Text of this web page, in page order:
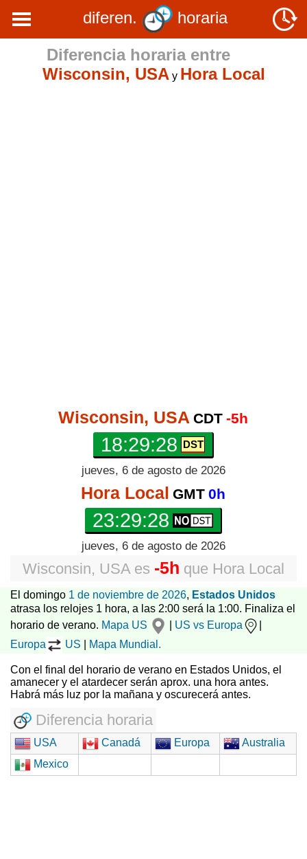
diferen.
horaria
Diferencia horaria entre
Wisconsin, USAy Hora Local
Wisconsin, USA CDT -5h
18:29:28
jueves, 6 de agosto de 2026
Hora Local GMT 0h
23:29:28
jueves, 6 de agosto de 2026
Wisconsin, USAes -5h que Hora Local
El domingo 1 de noviembre de 2026, Estados Unidos
atrasa los relojes 1 hora, a las 2:00 será la 1:00. Finaliza el
horario de verano. Mapa US US vs Europa
Europa
US Mapa Mundial.
Con el final del horario de verano en Estados Unidos, el
amanecer y el atardecer serán aprox. una hora antes.
Habrá más luz por la mañana y oscurecerá antes.
Diferencia horaria
USA Canadá Europa
Australia
Mexico